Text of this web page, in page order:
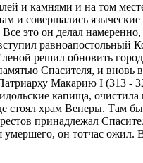
и камнями и на том
и совершались
это он делал
равноапостольный
решил обновить
Спасителя, и вновь
Макарию I (313 -
капища, очистила
стоял храм Венеры. Там
принадлежал
он тотчас ожил.